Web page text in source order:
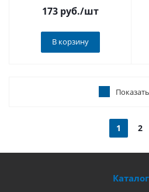
173 руб./шт
В корзину
1 2
Каталог